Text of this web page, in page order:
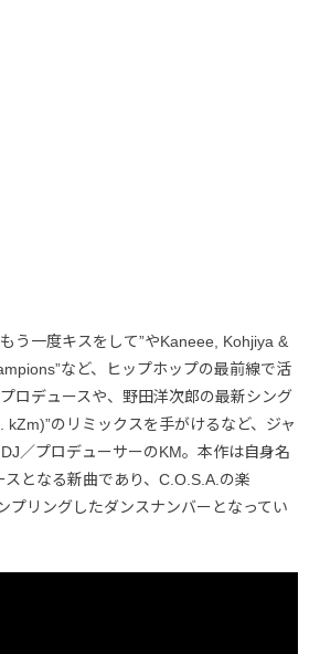
う一度キスをして”やKaneee, Kohjiya &
など、ヒップホップの最前線で活
ロデュースや、野田洋次郎の最新シング
kZm)”のリミックスを手がけるなど、ジャ
／プロデューサーのKM。本作は自身名
となる新曲であり、C.O.S.A.の楽
プリングしたダンスナンバーとなってい